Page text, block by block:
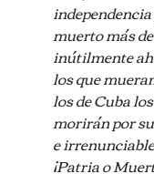
muerto más
inútilmente
los que
los de Cuba
morirán por
e
¡Patria o